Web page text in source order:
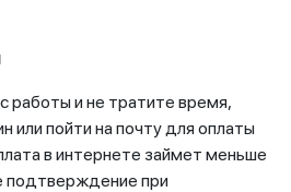
работы и не тратите время,
или пойти на почту для оплаты
в интернете займет меньше
подтверждение при